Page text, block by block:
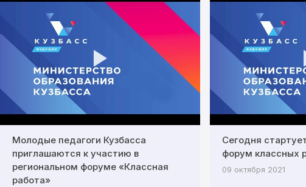
Молодые педагоги Кузбасса
приглашаются к участию в
региональном форуме «Классная
работа»
Сегодня
форум классных
09 октября 2021